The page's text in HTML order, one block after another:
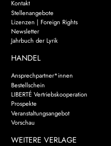
Kontakt
Stellenangebote
Lizenzen | Foreign Rights
Newsletter
Jahrbuch der Lyrik
HANDEL
Ansprechpartner*innen
Bestellschein
LIBERTÉ Vertriebskooperation
Prospekte
Veranstaltungsangebot
Vorschau
WEITERE VERLAGE